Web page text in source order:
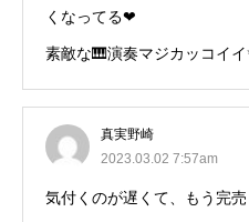
くなってる❤
素敵な🎹演奏マジカッコイイ
真実野崎
2023.03.02 7:57am
気付くのが遅くて、もう完